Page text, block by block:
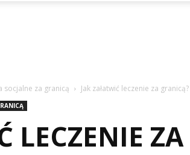
socjalne za granicą Jak załatwić leczenie za granicą?
LECZENIE